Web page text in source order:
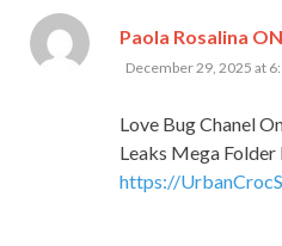
Paola Rosalina
December 29, 2025 at
Love Bug Chanel
Leaks Mega
https://